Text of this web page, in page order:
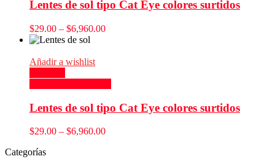
Lentes de sol tipo Cat Eye colores surtidos
$29.00 – $6,960.00
Añadir a wishlist
Lentes de sol tipo Cat Eye colores surtidos
$29.00 – $6,960.00
Categorías